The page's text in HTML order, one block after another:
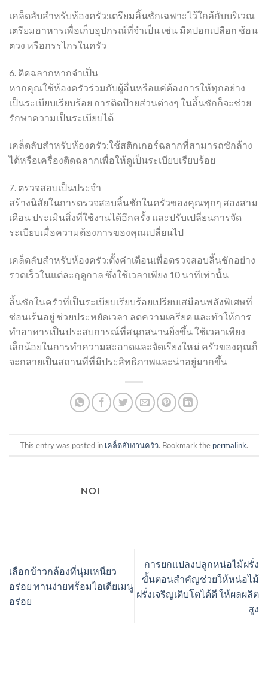
เคล็ดลับสำหรับห้องครัว:เตรียมลิ้นชักเฉพาะไว้ใกล้กับบริเวณ
เตรียมอาหารเพื่อเก็บอุปกรณ์ที่จำเป็น เช่น มีดปอกเปลือก ช้อน
ตวง หรือกรรไกรในครัว
6. ติดฉลากหากจำเป็น
หากคุณใช้ห้องครัวร่วมกับผู้อื่นหรือแค่ต้องการให้ทุกอย่าง
เป็นระเบียบเรียบร้อย การติดป้ายส่วนต่างๆ ในลิ้นชักก็จะช่วย
รักษาความเป็นระเบียบได้
เคล็ดลับสำหรับห้องครัว:ใช้สติกเกอร์ฉลากที่สามารถซักล้าง
ได้หรือเครื่องติดฉลากเพื่อให้ดูเป็นระเบียบเรียบร้อย
7. ตรวจสอบเป็นประจำ
สร้างนิสัยในการตรวจสอบลิ้นชักในครัวของคุณทุกๆ สองสาม
เดือน ประเมินสิ่งที่ใช้งานได้อีกครั้ง และปรับเปลี่ยนการจัด
ระเบียบเมื่อความต้องการของคุณเปลี่ยนไป
เคล็ดลับสำหรับห้องครัว:ตั้งคำเตือนเพื่อตรวจสอบลิ้นชักอย่าง
รวดเร็วในแต่ละฤดูกาล ซึ่งใช้เวลาเพียง 10 นาทีเท่านั้น
ลิ้นชักในครัวที่เป็นระเบียบเรียบร้อยเปรียบเสมือนพลังพิเศษที่
ซ่อนเร้นอยู่ ช่วยประหยัดเวลา ลดความเครียด และทำให้การ
ทำอาหารเป็นประสบการณ์ที่สนุกสนานยิ่งขึ้น ใช้เวลาเพียง
เล็กน้อยในการทำความสะอาดและจัดเรียงใหม่ ครัวของคุณก็
จะกลายเป็นสถานที่ที่มีประสิทธิภาพและน่าอยู่มากขึ้น
This entry was posted in เคล็ดลับงานครัว. Bookmark the permalink.
NOI
เลือกข้าวกล้องที่นุ่มเหนียว
อร่อย ทานง่ายพร้อมไอเดียเมนู
อร่อย
การยกแปลงปลูกหน่อไม้ฝรั่ง
ขั้นตอนสำคัญช่วยให้หน่อไม้
ฝรั่งเจริญเติบโตได้ดี ให้ผลผลิต
สูง